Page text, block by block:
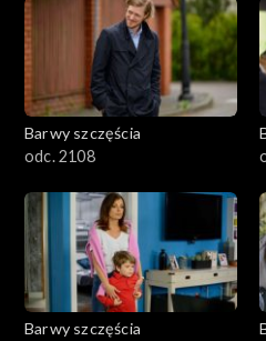
Barwy szczęścia
odc. 2108
Barwy szczęścia